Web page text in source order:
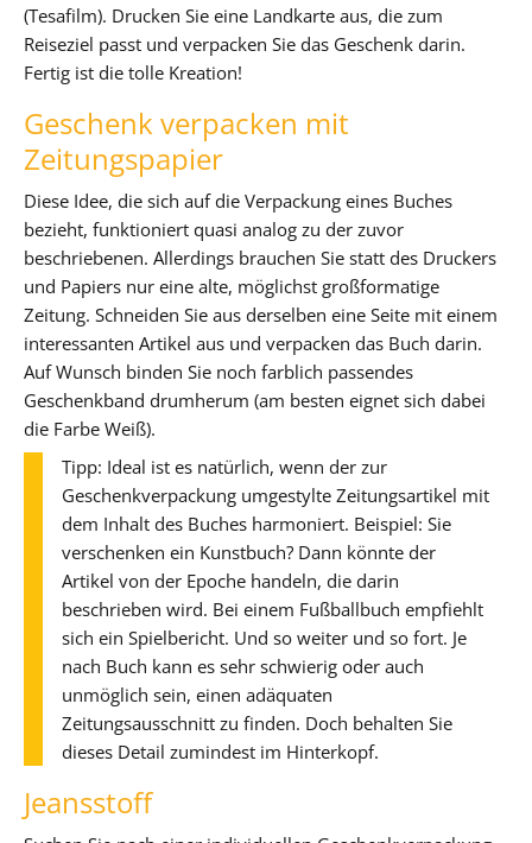
(Tesafilm). Drucken Sie eine Landkarte aus, die zum
Reiseziel passt und verpacken Sie das Geschenk darin.
Fertig ist die tolle Kreation!
Geschenk verpacken mit
Zeitungspapier
Diese Idee, die sich auf die Verpackung eines Buches
bezieht, funktioniert quasi analog zu der zuvor
beschriebenen. Allerdings brauchen Sie statt des Druckers
und Papiers nur eine alte, möglichst großformatige
Zeitung. Schneiden Sie aus derselben eine Seite mit einem
interessanten Artikel aus und verpacken das Buch darin.
Auf Wunsch binden Sie noch farblich passendes
Geschenkband drumherum (am besten eignet sich dabei
die Farbe Weiß).
Tipp: Ideal ist es natürlich, wenn der zur
Geschenkverpackung umgestylte Zeitungsartikel mit
dem Inhalt des Buches harmoniert. Beispiel: Sie
verschenken ein Kunstbuch? Dann könnte der
Artikel von der Epoche handeln, die darin
beschrieben wird. Bei einem Fußballbuch empfiehlt
sich ein Spielbericht. Und so weiter und so fort. Je
nach Buch kann es sehr schwierig oder auch
unmöglich sein, einen adäquaten
Zeitungsausschnitt zu finden. Doch behalten Sie
dieses Detail zumindest im Hinterkopf.
Jeansstoff